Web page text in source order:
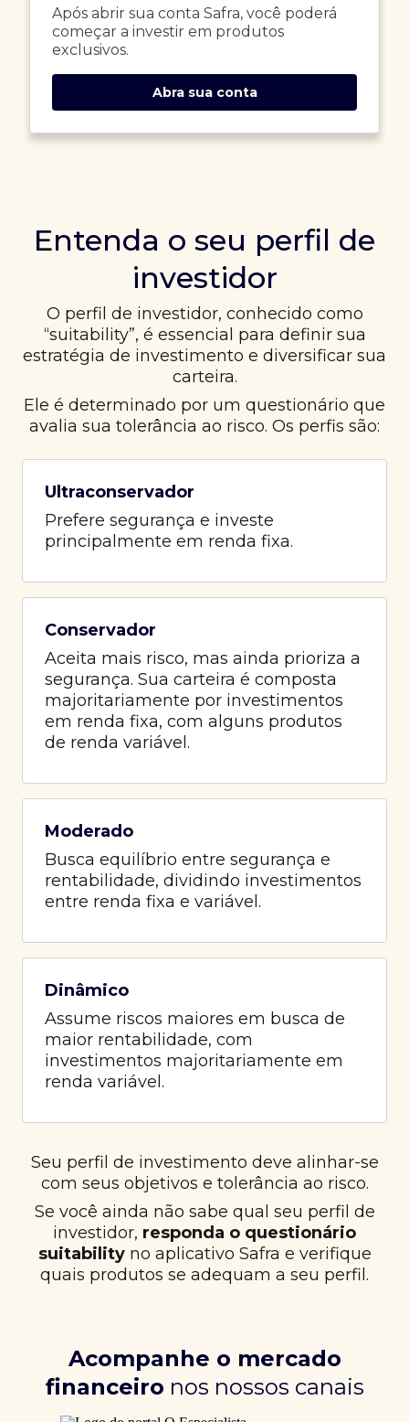
Após abrir sua conta Safra, você poderá
começar a investir em produtos
exclusivos.
Abra sua conta
Entenda o seu perfil de
investidor
O perfil de investidor, conhecido como
“suitability”, é essencial para definir sua
estratégia de investimento e diversificar sua
carteira.
Ele é determinado por um questionário que
avalia sua tolerância ao risco. Os perfis são:
Ultraconservador
Prefere segurança e investe
principalmente em renda fixa.
Conservador
Aceita mais risco, mas ainda prioriza a
segurança. Sua carteira é composta
majoritariamente por investimentos
em renda fixa, com alguns produtos
de renda variável.
Moderado
Busca equilíbrio entre segurança e
rentabilidade, dividindo investimentos
entre renda fixa e variável.
Dinâmico
Assume riscos maiores em busca de
maior rentabilidade, com
investimentos majoritariamente em
renda variável.
Seu perfil de investimento deve alinhar-se
com seus objetivos e tolerância ao risco.
Se você ainda não sabe qual seu perfil de
investidor, responda o questionário
suitabilityno aplicativo Safra e verifique
quais produtos se adequam a seu perfil.
Acompanhe o mercado
financeiro nos nossos canais